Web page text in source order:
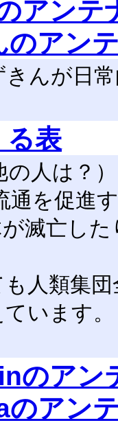
アンテ
のアン
きんが日
る表
人は？）
通を促進
亡した
人類集
います。
のアン
アン